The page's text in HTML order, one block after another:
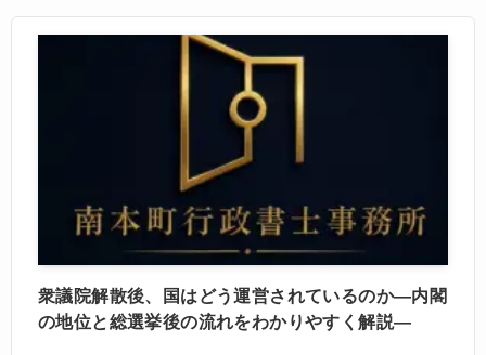
衆議院解散後、国はどう運営されているのか―内閣
の地位と総選挙後の流れをわかりやすく解説―